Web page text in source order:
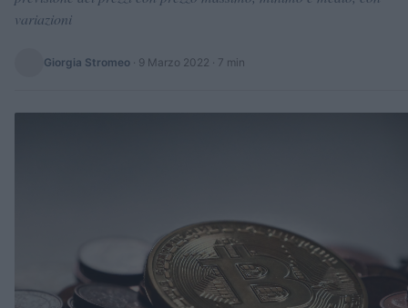
variazioni
Giorgia Stromeo · 9 Marzo 2022 · 7 min